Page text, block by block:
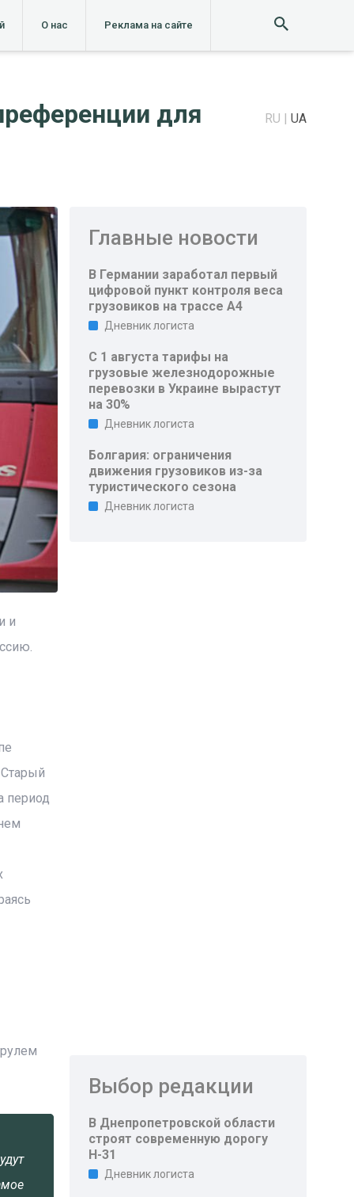
О нас Реклама на сайте
для
RU UA
и
период
Главные новости
В Германии заработал первый
цифровой пункт контроля веса
грузовиков на трассе A4
Дневник логиста
С 1 августа тарифы на
грузовые железнодорожные
перевозки в Украине вырастут
на 30%
Дневник логиста
Болгария: ограничения
движения грузовиков из-за
туристического сезона
Дневник логиста
Выбор редакции
В Днепропетровской области
строят современную дорогу
Н-31
Дневник логиста